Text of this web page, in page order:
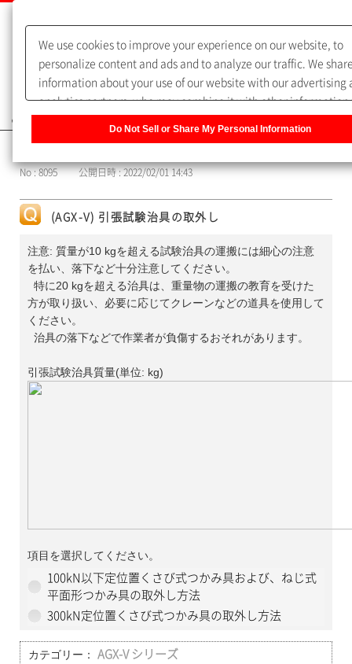
よくあるご質問（FAQ）
No : 8095 公開日時 : 2022/02/01 14:43
(AGX-V) 引張試験治具の取外し
注意: 質量が10 kgを超える試験治具の運搬には細心の注意
を払い、落下など十分注意してください。
特に20 kgを超える治具は、重量物の運搬の教育を受けた
方が取り扱い、必要に応じてクレーンなどの道具を使用して
ください。
治具の落下などで作業者が負傷するおそれがあります。
引張試験治具質量(単位: kg)
項目を選択してください。
100kN以下定位置くさび式つかみ具および、ねじ式
平面形つかみ具の取外し方法
300kN定位置くさび式つかみ具の取外し方法
カテゴリー： AGX-V シリーズ
We use cookies to improve your experience on our website, to
personalize content and ads and to analyze our traffic. We
information about your use of our website with our advertising
analytics partners, who may combine it with other information
Share My Personal Information] to customize your cookie
Do Not Sell or Share My Personal Information